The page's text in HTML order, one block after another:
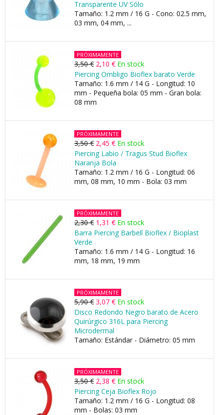
Transparente UV Sólo
Tamaño: 1.2 mm / 16 G - Cono: 02.5 mm,
03 mm, 04 mm, ...
PRÓXIMAMENTE
3,50 € 2,10 € En stock
Piercing Ombligo Bioflex barato Verde
Tamaño: 1.6 mm / 14 G - Longitud: 10
mm - Pequeña bola: 05 mm - Gran bola:
08 mm
PRÓXIMAMENTE
3,50 € 2,45 € En stock
Piercing Labio / Tragus Stud Bioflex
Naranja Bola
Tamaño: 1.2 mm / 16 G - Longitud: 06
mm, 08 mm, 10 mm - Bola: 03 mm
PRÓXIMAMENTE
2,30 € 1,31 € En stock
Barra Piercing Barbell Bioflex / Bioplast
Verde
Tamaño: 1.6 mm / 14 G - Longitud: 16
mm, 18 mm, 19 mm
PRÓXIMAMENTE
5,90 € 3,07 € En stock
Disco Redondo Negro barato de Acero
Quirúrgico 316L para Piercing
Microdermal
Tamaño: Estándar - Diámetro: 05 mm
PRÓXIMAMENTE
3,50 € 2,38 € En stock
Piercing Ceja Bioflex Rojo
Tamaño: 1.2 mm / 16 G - Longitud: 08
mm - Bolas: 03 mm